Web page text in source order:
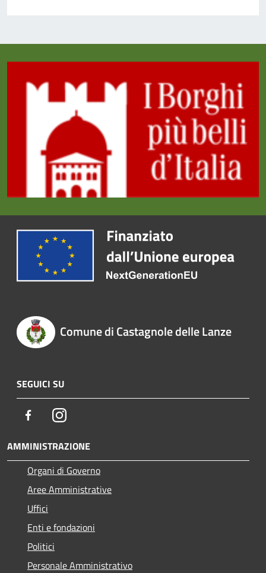
Comune di Castagnole delle Lanze
SEGUICI SU
FacebookInstagram
AMMINISTRAZIONE
Organi di Governo
Aree Amministrative
Uffici
Enti e fondazioni
Politici
Personale Amministrativo